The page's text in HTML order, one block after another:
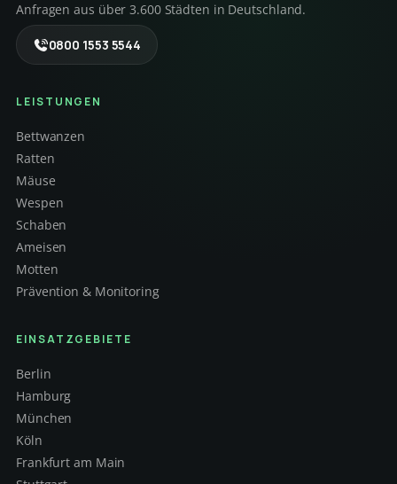
Anfragen aus über 3.600 Städten in Deutschland.
0800 1553 5544
LEISTUNGEN
Bettwanzen
Ratten
Mäuse
Wespen
Schaben
Ameisen
Motten
Prävention & Monitoring
EINSATZGEBIETE
Berlin
Hamburg
München
Köln
Frankfurt am Main